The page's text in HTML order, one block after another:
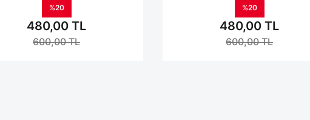
%20
480,00 TL
600,00 TL
%20
480,00 TL
600,00 TL